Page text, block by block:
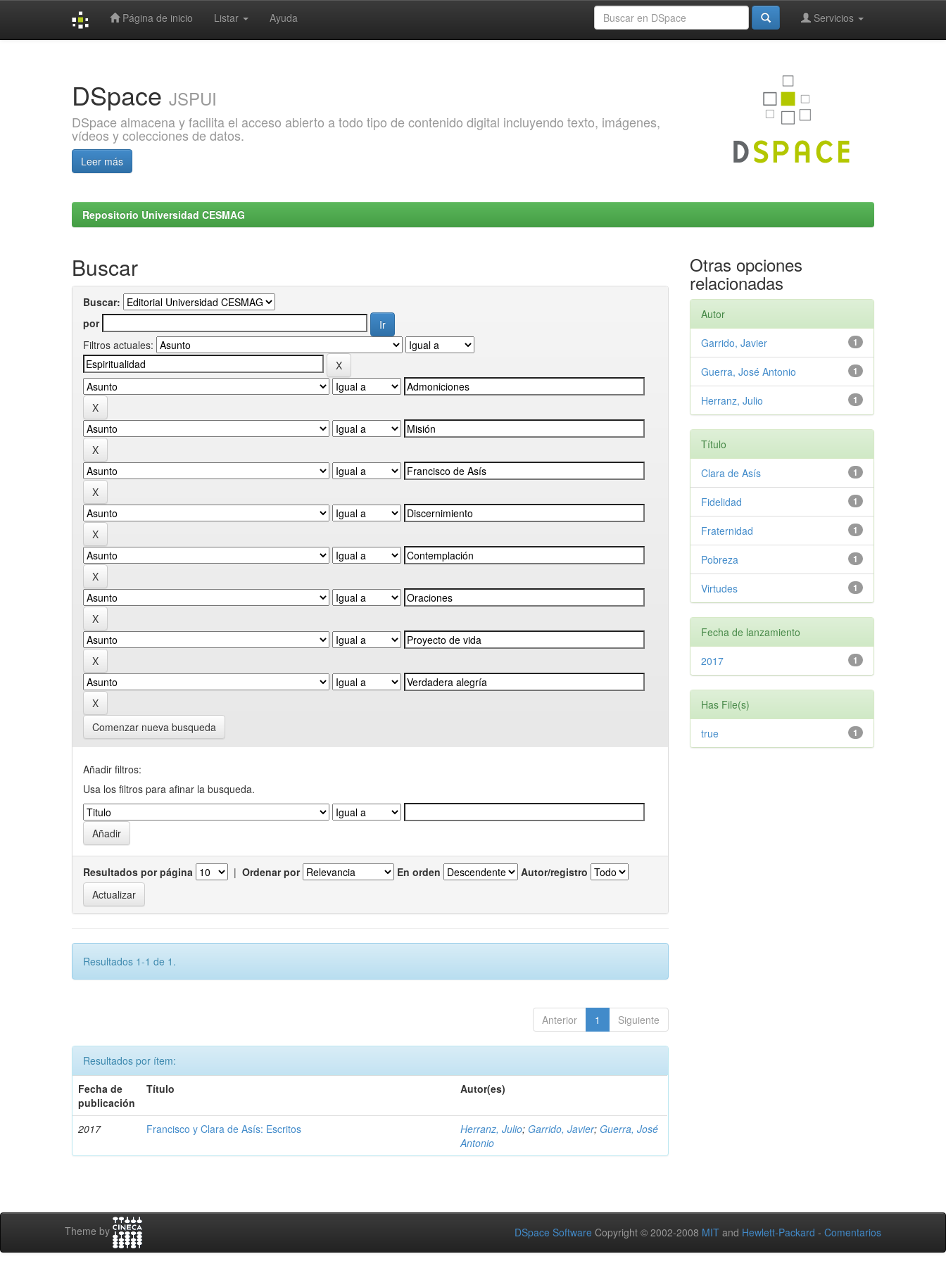
Página de inicio Listar Ayuda Servicios
DSpace JSPUI
DSpace almacena y facilita el acceso abierto a todo tipo de contenido digital incluyendo texto, imágenes,
vídeos y colecciones de datos.
Leer más
Repositorio Universidad CESMAG
Buscar
Buscar:
por
Filtros actuales:
Comenzar nueva busqueda
Añadir filtros:
Usa los filtros para afinar la busqueda.
Resultados por página | Ordenar por En orden Autor/registro
Resultados 1-1 de 1.
Anterior 1 Siguiente
Resultados por ítem:
Fecha de
publicación
Título Autor(es)
2017 Francisco y Clara de Asís: Escritos Herranz, Julio; Garrido, Javier; Guerra, José
Antonio
Otras opciones
relacionadas
Autor
1
Garrido, Javier
1
Guerra, José Antonio
1
Herranz, Julio
Título
1
Clara de Asís
1
Fidelidad
1
Fraternidad
1
Pobreza
1
Virtudes
Fecha de lanzamiento
1
2017
Has File(s)
1
true
Theme by DSpace Software Copyright © 2002-2008 MIT and Hewlett-Packard - Comentarios